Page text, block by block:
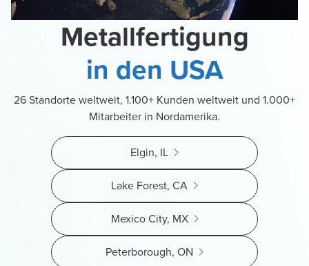
Metallfertigung
in den USA
26 Standorte weltweit, 1.100+ Kunden weltweit und 1.000+
Mitarbeiter in Nordamerika.
Elgin, IL
Lake Forest, CA
Mexico City, MX
Peterborough, ON